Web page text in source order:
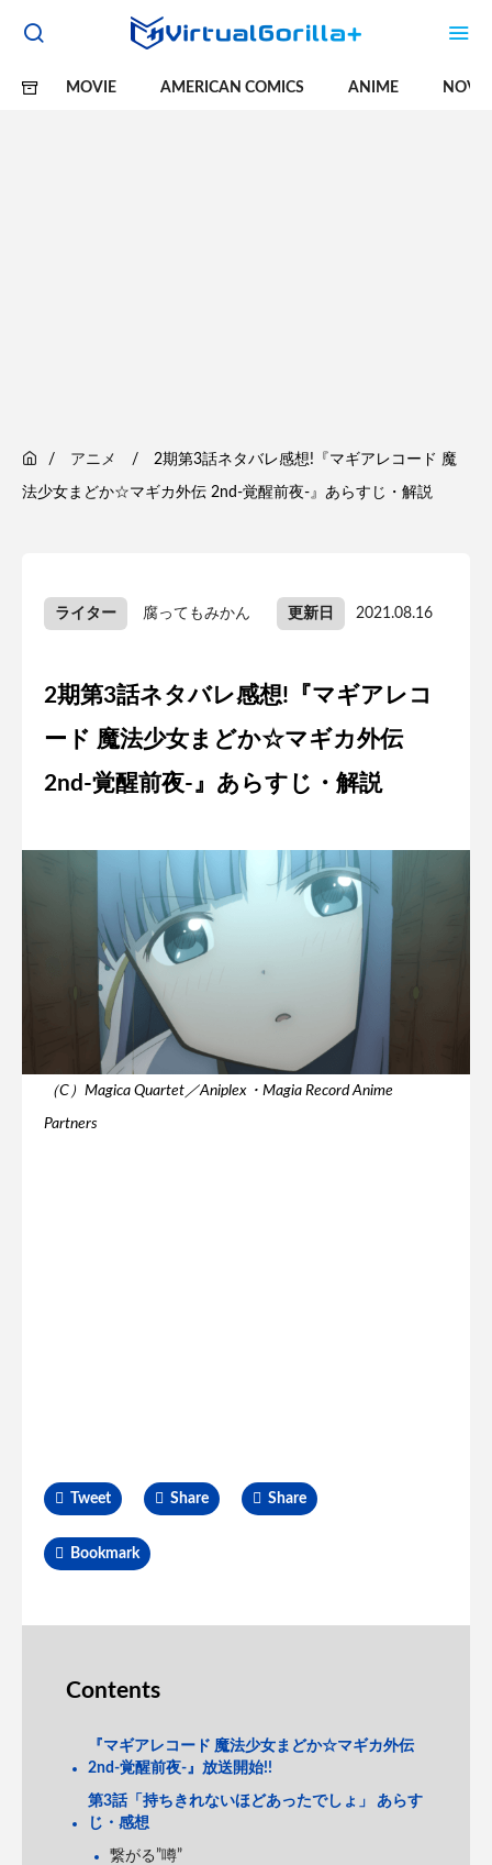
MOVIE AMERICAN COMICS ANIME
アニメ 2期第3話ネタバレ感想!『マギアレコード 魔
法少女まどか☆マギカ外伝 2nd-覚醒前夜-』あらすじ・解説
ライター 腐ってもみかん 更新日 2021.08.16
2期第3話ネタバレ感想!『マギアレコ
ード 魔法少女まどか☆マギカ外伝
2nd-覚醒前夜-』あらすじ・解説
（C）Magica Quartet／Aniplex・Magia Record Anime
Partners
Tweet Share Share
Bookmark
Contents
『マギアレコード 魔法少女まどか☆マギカ外伝
2nd-覚醒前夜-』放送開始!!
第3話「持ちきれないほどあったでしょ」 あらす
じ・感想
繋がる”噂”